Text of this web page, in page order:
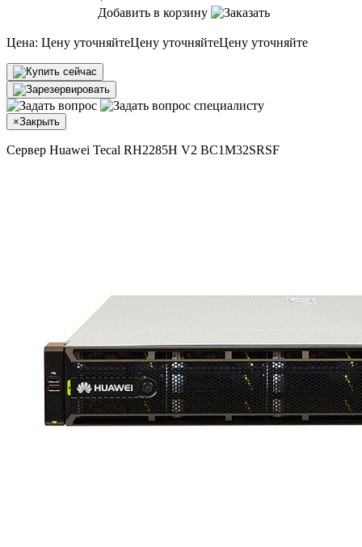
Добавить в корзину
Цена: Цену уточняйтеЦену уточняйтеЦену уточняйте
×Закрыть
Сервер Huawei Tecal RH2285H V2 BC1M32SRSF